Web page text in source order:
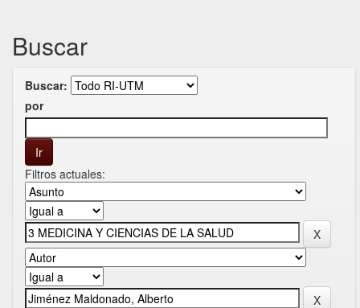
Buscar
Buscar:
por
Filtros actuales: